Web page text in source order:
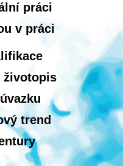
práci
v práci
životopis
trend